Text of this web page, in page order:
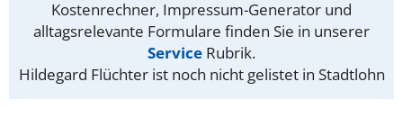
Kostenrechner, Impressum-Generator und
alltagsrelevante Formulare finden Sie in unserer
Service Rubrik.
Hildegard Flüchter ist noch nicht gelistet in Stadtlohn